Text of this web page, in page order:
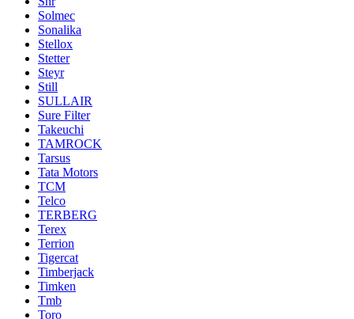
Solmec
Sonalika
Stellox
Stetter
Steyr
Still
SULLAIR
Sure Filter
Takeuchi
TAMROCK
Tarsus
Tata Motors
TCM
Telco
TERBERG
Terex
Terrion
Tigercat
Timberjack
Timken
Tmb
Toro